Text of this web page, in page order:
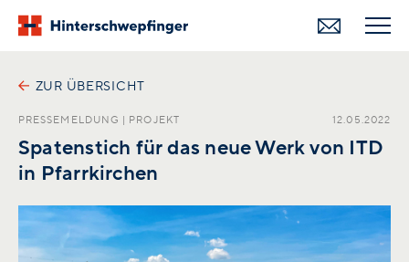
PRESSEMELDUNG | PROJEKT 12.05.2022
ZUR ÜBERSICHT
Spatenstich für das neue Werk von ITD
in Pfarrkirchen